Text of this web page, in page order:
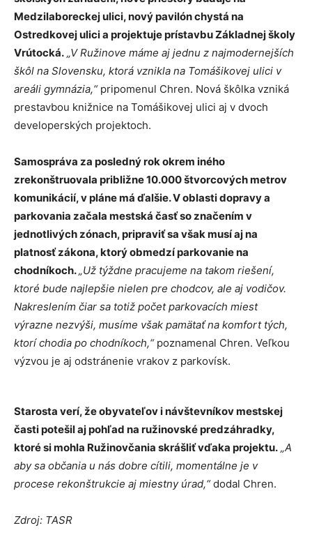
Medzilaboreckej ulici, nový pavilón chystá na
Ostredkovej ulici a projektuje prístavbu Základnej školy
Vrútocká. „V Ružinove máme aj jednu z najmodernejších
škôl na Slovensku, ktorá vznikla na Tomášikovej ulici v
areáli gymnázia,“pripomenul Chren. Nová škôlka vzniká
prestavbou knižnice na Tomášikovej ulici aj v dvoch
developerských projektoch.
Samospráva za posledný rok okrem iného
zrekonštruovala približne 10.000 štvorcových metrov
komunikácií, v pláne má ďalšie. V oblasti dopravy a
parkovania začala mestská časť so značením v
jednotlivých zónach, pripraviť sa však musí aj na
platnosť zákona, ktorý obmedzí parkovanie na
chodníkoch.„Už týždne pracujeme na takom riešení,
ktoré bude najlepšie nielen pre chodcov, ale aj vodičov.
Nakreslením čiar sa totiž počet parkovacích miest
výrazne nezvýši, musíme však pamätať na komfort tých,
ktorí chodia po chodníkoch,“poznamenal Chren. Veľkou
výzvou je aj odstránenie vrakov z parkovísk.
Starosta verí, že obyvateľov i návštevníkov mestskej
časti potešil aj pohľad na ružinovské predzáhradky,
ktoré si mohla Ružinovčania skrášliť vďaka projektu. „A
aby sa občania u nás dobre cítili, momentálne je v
procese rekonštrukcie aj miestny úrad,“dodal Chren.
Zdroj: TASR